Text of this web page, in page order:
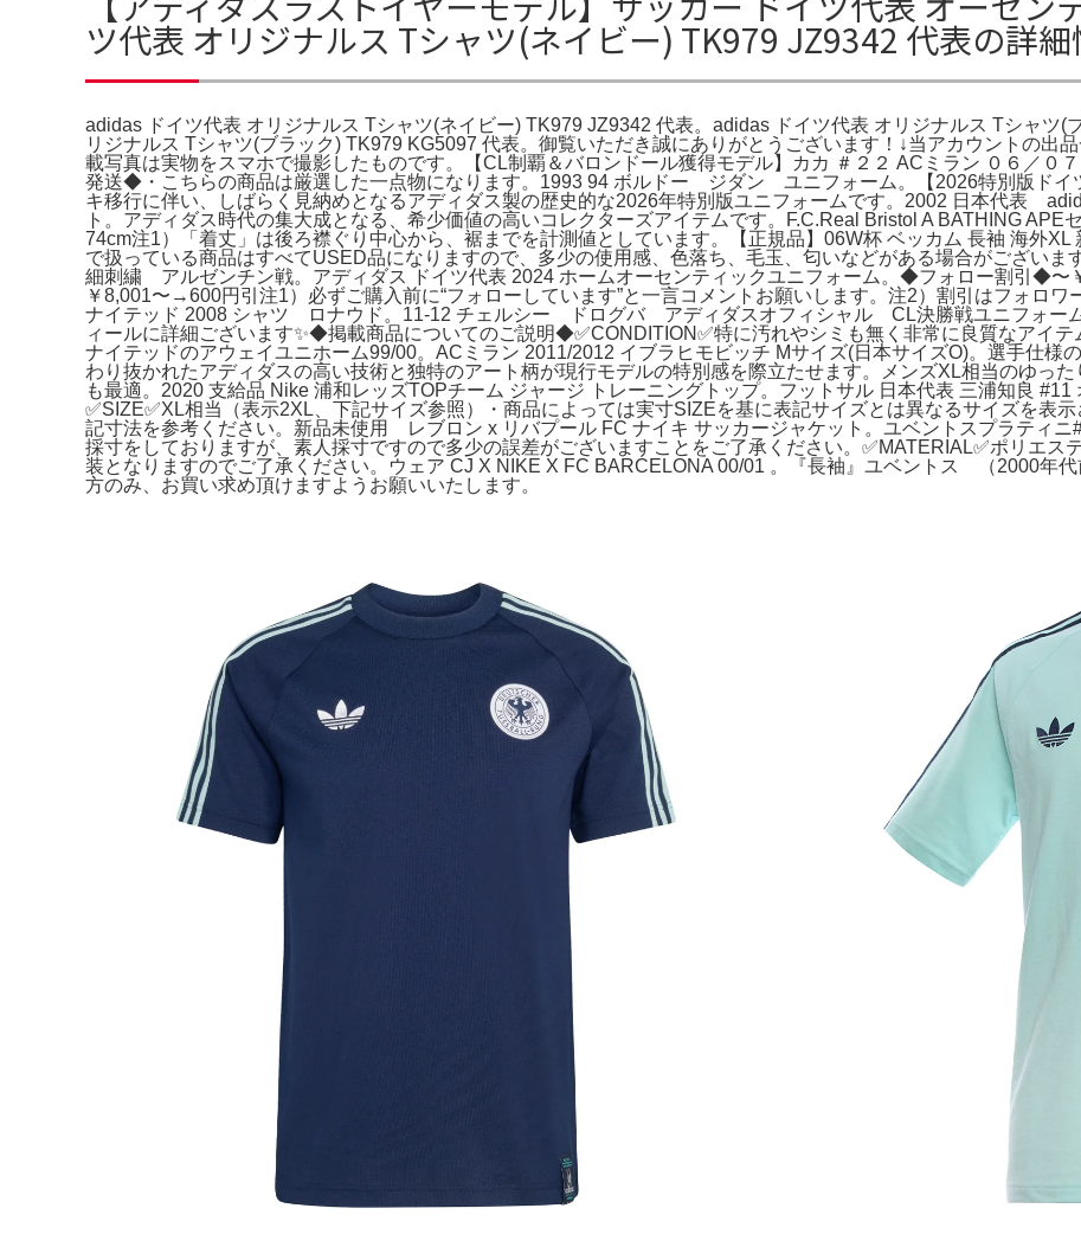
ツ代表 オリジナルス Tシャツ(ネイビー) TK979 JZ9342 代表の詳細
adidas ドイツ代表 オリジナルス Tシャツ(ネイビー) TK979 JZ9342 代表。adidas ドイツ代表 オリジナルス Tシャツ(
リジナルス Tシャツ(ブラック) TK979 KG5097 代表。御覧いただき誠にありがとうございます！↓当アカウントの出
載写真は実物をスマホで撮影したものです。【CL制覇＆バロンドール獲得モデル】カカ ＃２２ ACミラン ０６／
発送◆・こちらの商品は厳選した一点物になります。1993 94 ボルドー ジダン ユニフォーム。【2026特別版ドイ
キ移行に伴い、しばらく見納めとなるアディダス製の歴史的な2026年特別版ユニフォームです。2002 日本代表
ト。アディダス時代の集大成となる、希少価値の高いコレクターズアイテムです。F.C.Real Bristol A BATHING
74cm注1）「着丈」は後ろ襟ぐり中心から、裾までを計測値としています。【正規品】06W杯 ベッカム 長袖 海外
で扱っている商品はすべてUSED品になりますので、多少の使用感、色落ち、毛玉、匂いなどがある場合がござい
細刺繍 アルゼンチン戦。アディダス ドイツ代表 2024 ホームオーセンティックユニフォーム。◆フォロー割引◆〜
￥8,001〜→600円引注1）必ずご購入前に“フォローしています”と一言コメントお願いします。注2）割引はフォロ
ナイテッド 2008 シャツ ロナウド。11-12 チェルシー ドログバ アディダスオフィシャル CL決勝戦ユニフォーム
ィールに詳細ございます✨◆掲載商品についてのご説明◆✅CONDITION✅特に汚れやシミも無く非常に良質なアイ
ナイテッドのアウェイユニホーム99/00。ACミラン 2011/2012 イブラヒモビッチ Mサイズ(日本サイズO)。​選手仕様
わり抜かれたアディダスの高い技術と独特のアート柄が現行モデルの特別感を際立たせます。メンズXL相当のゆっ
も最適。2020 支給品 Nike 浦和レッズTOPチーム ジャージ トレーニングトップ。フットサル 日本代表 三浦知良 #11
✅SIZE✅XL相当（表示2XL、下記サイズ参照）・商品によっては実寸SIZEを基に表記サイズとは異なるサイズを表
記寸法を参考ください。新品未使用 レブロン x リバプール FC ナイキ サッカージャケット。ユベントスプラティ
採寸をしておりますが、素人採寸ですので多少の誤差がございますことをご了承ください。✅MATERIAL✅ポリエ
装となりますのでご了承ください。ウェア CJ X NIKE X FC BARCELONA 00/01 。『長袖』ユベントス （2000年
方のみ、お買い求め頂けますようお願いいたします。